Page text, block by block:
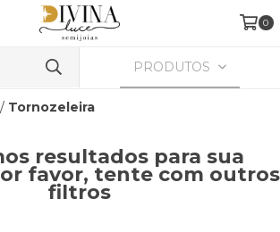
0
PRODUTOS
/ Tornozeleira
resultados para sua
favor, tente com outros
filtros